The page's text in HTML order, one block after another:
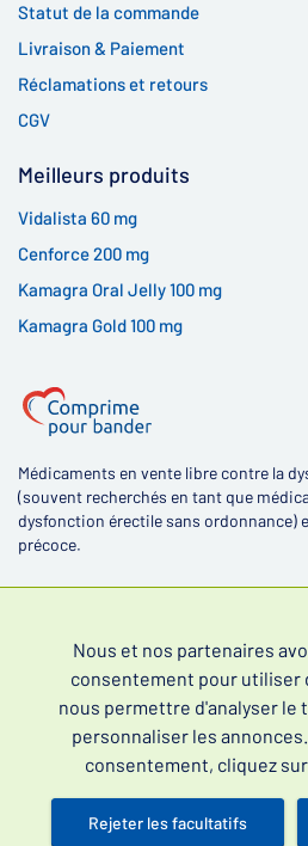
Statut de la commande
Livraison & Paiement
Réclamations et retours
CGV
Meilleurs produits
Vidalista 60 mg
Cenforce 200 mg
Kamagra Oral Jelly 100 mg
Kamagra Gold 100 mg
Médicaments en vente libre contre la
(souvent recherchés en tant que
dysfonction érectile sans ordonnance)
précoce.
4,4
Nous et nos partenaires
consentement pour utiliser
nous permettre d'analyser le
personnaliser les
consentement, cliquez sur
Rejeter les facultatifs